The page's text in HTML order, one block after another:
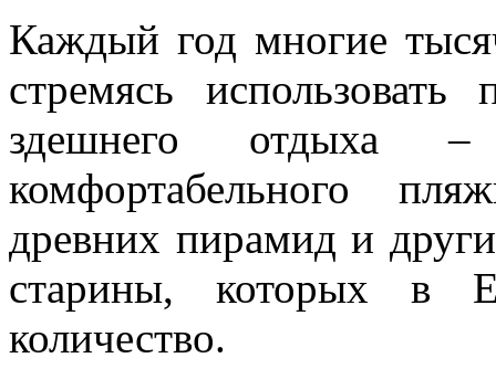
Каждый год многие
стремясь использовать
здешнего отдыха –
комфортабельного
древних пирамид и
старины, которых в
количество.